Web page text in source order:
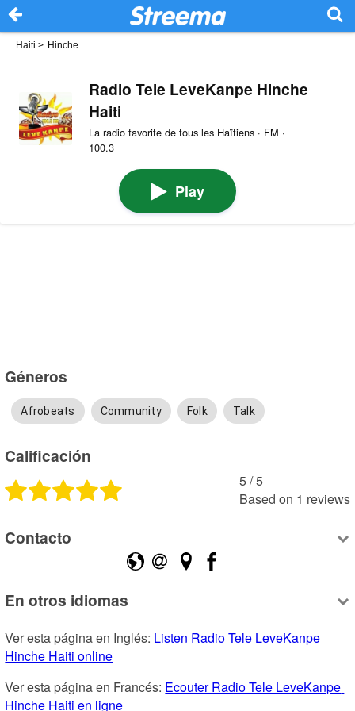
Haiti > Hinche
Radio Tele LeveKanpe Hinche
Haiti
La radio favorite de tous les Haïtiens · FM ·
100.3
Play
Géneros
Afrobeats Community Folk Talk
Calificación
5 /5
Based on 1 reviews
Contacto
En otros idiomas
Ver esta página en Inglés: Listen Radio Tele LeveKanpe
Hinche Haiti online
Ver esta página en Francés: Ecouter Radio Tele LeveKanpe
Hinche Haiti en ligne